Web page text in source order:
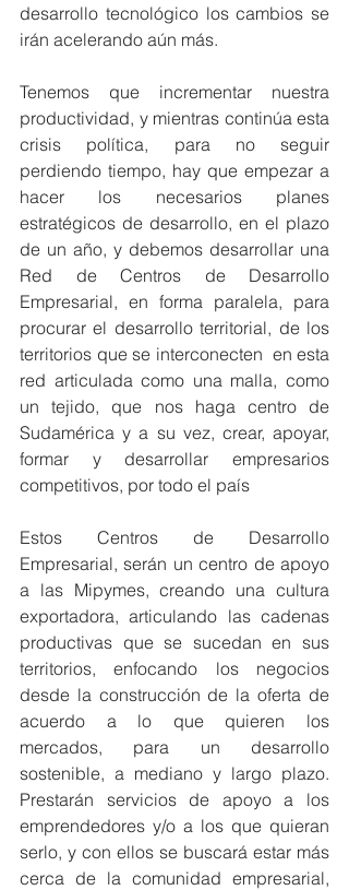
desarrollo tecnológico los cambios se
irán acelerando aún más.
Tenemos que incrementar nuestra
productividad, y mientras continúa esta
crisis política, para no seguir
perdiendo tiempo, hay que empezar a
hacer los necesarios planes
estratégicos de desarrollo, en el plazo
de un año, y debemos desarrollar una
Red de Centros de Desarrollo
Empresarial, en forma paralela, para
procurar el desarrollo territorial, de los
territorios que se interconecten  en esta
red articulada como una malla, como
un tejido, que nos haga centro de
Sudamérica y a su vez, crear, apoyar,
formar y desarrollar empresarios
competitivos, por todo el país
Estos Centros de Desarrollo
Empresarial, serán un centro de apoyo
a las Mipymes, creando una cultura
exportadora, articulando las cadenas
productivas que se sucedan en sus
territorios, enfocando los negocios
desde la construcción de la oferta de
acuerdo a lo que quieren los
mercados, para un desarrollo
sostenible, a mediano y largo plazo.
Prestarán servicios de apoyo a los
emprendedores y/o a los que quieran
serlo, y con ellos se buscará estar más
cerca de la comunidad empresarial,